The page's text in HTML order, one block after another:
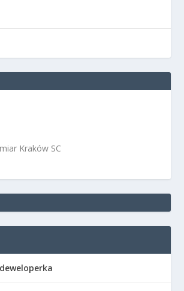
Kraków SC